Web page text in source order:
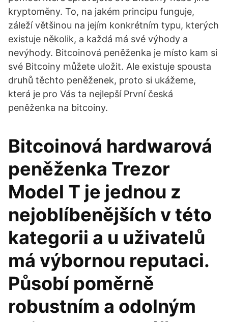
kryptoměny. To, na jakém principu funguje,
záleží většinou na jejím konkrétním typu, kterých
existuje několik, a každá má své výhody a
nevýhody. Bitcoinová peněženka je místo kam si
své Bitcoiny můžete uložit. Ale existuje spousta
druhů těchto peněženek, proto si ukážeme,
která je pro Vás ta nejlepší První česká
peněženka na bitcoiny.
Bitcoinová hardwarová
peněženka Trezor
Model T je jednou z
nejoblíbenějších v této
kategorii a u uživatelů
má výbornou reputaci.
Působí poměrně
robustním a odolným